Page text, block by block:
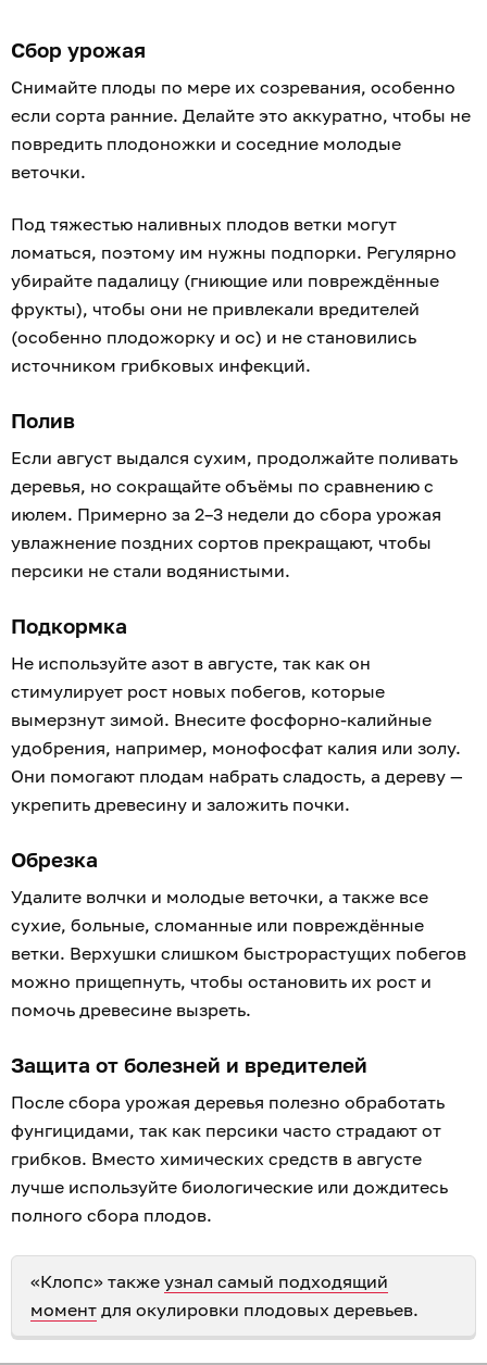
Сбор урожая
Снимайте плоды по мере их созревания, особенно
если сорта ранние. Делайте это аккуратно, чтобы не
повредить плодоножки и соседние молодые
веточки.
Под тяжестью наливных плодов ветки могут
ломаться, поэтому им нужны подпорки. Регулярно
убирайте падалицу (гниющие или повреждённые
фрукты), чтобы они не привлекали вредителей
(особенно плодожорку и ос) и не становились
источником грибковых инфекций.
Полив
Если август выдался сухим, продолжайте поливать
деревья, но сокращайте объёмы по сравнению с
июлем. Примерно за 2–3 недели до сбора урожая
увлажнение поздних сортов прекращают, чтобы
персики не стали водянистыми.
Подкормка
Не используйте азот в августе, так как он
стимулирует рост новых побегов, которые
вымерзнут зимой. Внесите фосфорно-калийные
удобрения, например, монофосфат калия или золу.
Они помогают плодам набрать сладость, а дереву —
укрепить древесину и заложить почки.
Обрезка
Удалите волчки и молодые веточки, а также все
сухие, больные, сломанные или повреждённые
ветки. Верхушки слишком быстрорастущих побегов
можно прищепнуть, чтобы остановить их рост и
помочь древесине вызреть.
Защита от болезней и вредителей
После сбора урожая деревья полезно обработать
фунгицидами, так как персики часто страдают от
грибков. Вместо химических средств в августе
лучше используйте биологические или дождитесь
полного сбора плодов.
«Клопс» также узнал самый подходящий
момент для окулировки плодовых деревьев.